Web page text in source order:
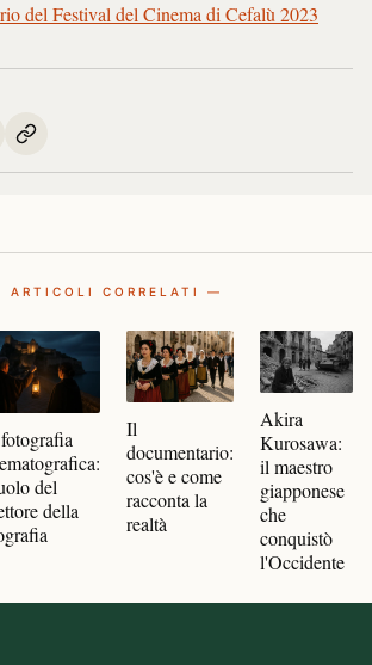
del Festival del Cinema di Cefalù 2023
ARTICOLI CORRELATI —
del
della
Il
documentario:
cos'è e come
racconta la
realtà
Akira
Kurosawa:
il maestro
giapponese
che
conquistò
l'Occidente